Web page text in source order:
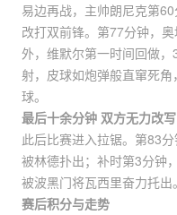
易边再战，主帅朗尼克第
改打双前锋。第77分钟，
外，维默尔第一时间回做
射，皮球如炮弹般直窜死
球。
最后十余分钟 双方无力改
此后比赛进入拉锯。第83
被林德扑出；补时第3分钟
被波黑门将瓦西里奋力托出
赛后积分与走势